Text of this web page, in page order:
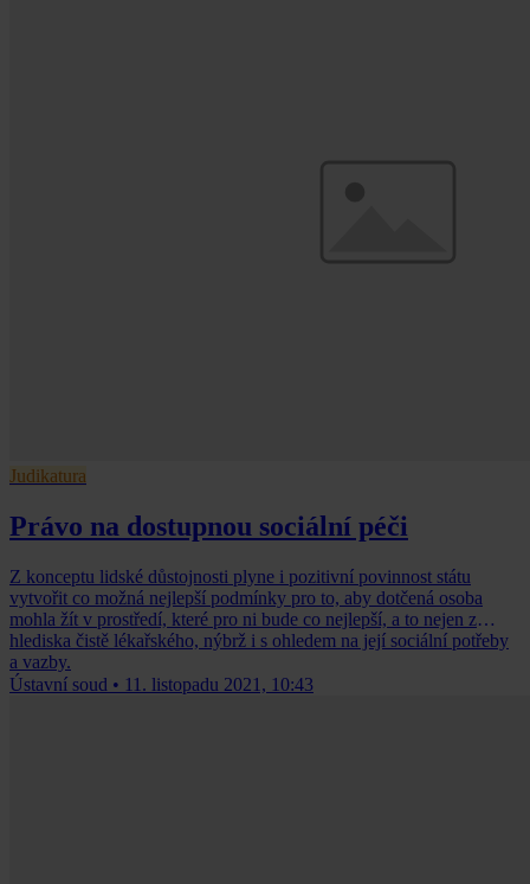
Judikatura
Právo na dostupnou sociální péči
Z konceptu lidské důstojnosti plyne i pozitivní povinnost státu
vytvořit co možná nejlepší podmínky pro to, aby dotčená osoba
mohla žít v prostředí, které pro ni bude co nejlepší, a to nejen z
hlediska čistě lékařského, nýbrž i s ohledem na její sociální potřeby
a vazby.
Ústavní soud • 11. listopadu 2021, 10:43